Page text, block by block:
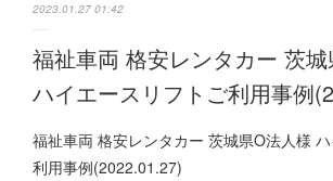
2023.01.27 01:42
福祉車両 格安レンタカー 茨
ハイエースリフトご利用事例
福祉車両 格安レンタカー 茨城県O法人様
利用事例(2022.01.27)